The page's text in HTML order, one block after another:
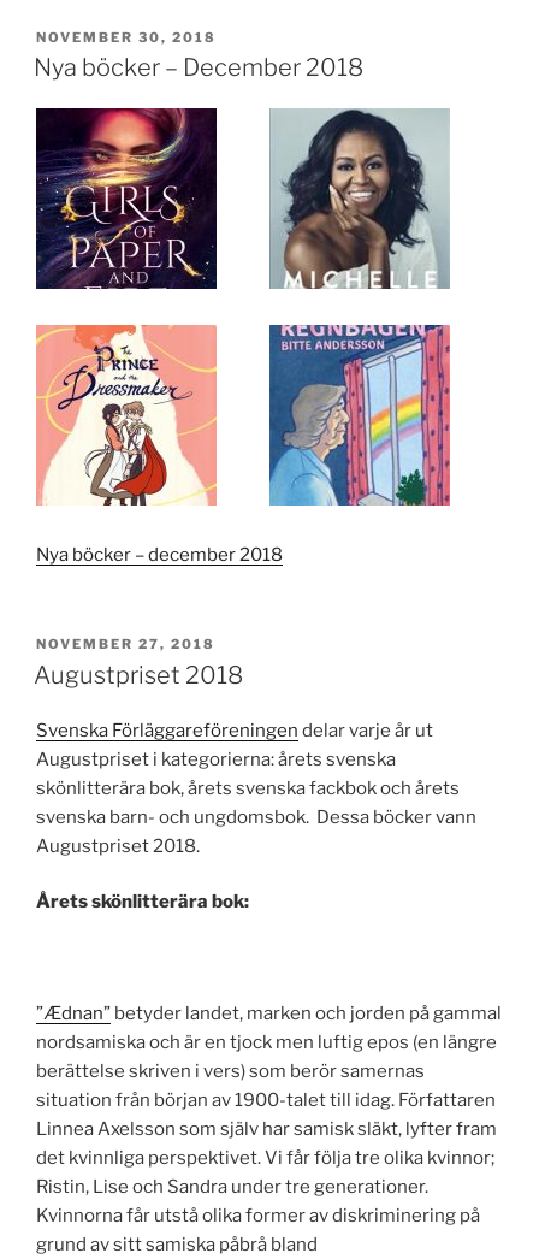
PUBLICERAT
NOVEMBER 30, 2018
Nya böcker – December 2018
Nya böcker – december 2018
PUBLICERAT
NOVEMBER 27, 2018
Augustpriset 2018
Svenska Förläggareföreningen delar varje år ut
Augustpriset i kategorierna: årets svenska
skönlitterära bok, årets svenska fackbok och årets
svenska barn- och ungdomsbok. Dessa böcker vann
Augustpriset 2018.
Årets skönlitterära bok:
”Ædnan” betyder landet, marken och jorden på gammal
nordsamiska och är en tjock men luftig epos (en längre
berättelse skriven i vers) som berör samernas
situation från början av 1900-talet till idag. Författaren
Linnea Axelsson som själv har samisk släkt, lyfter fram
det kvinnliga perspektivet. Vi får följa tre olika kvinnor;
Ristin, Lise och Sandra under tre generationer.
Kvinnorna får utstå olika former av diskriminering på
grund av sitt samiska påbrå bland